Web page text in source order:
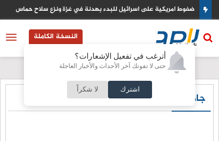
أترغب في تفعيل الإشعارات؟
حتى لا تفوتك آخر الأحداث والأخبار العاجلة
اشترك لا شكراً
البنك الدولي يخصص منحة مالية ضخمة لتحديث القطاع المصرفي في
النسخة الكاملة
جامعات